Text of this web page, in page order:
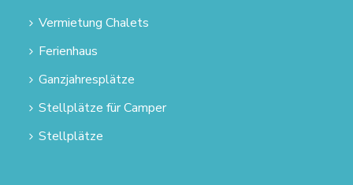
Vermietung Chalets
Ferienhaus
Ganzjahresplätze
Stellplätze für Camper
Stellplätze